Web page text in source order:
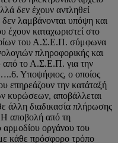
δεν έχουν αντληθεί
λαμβάνονται υπόψη και
έχουν καταχωριστεί στο
του Α.Σ.Ε.Π. σύμφωνα
πληροφορικής και
από το Α.Σ.Ε.Π. για την
Υποψήφιος, ο οποίος
επηρεάζουν την κατάταξή
κυρώσεων, αποβάλλεται
άλλη διαδικασία πλήρωσης
Η αποβολή από τη
αρμοδίου οργάνου του
κάθε πρόσφορο τρόπο